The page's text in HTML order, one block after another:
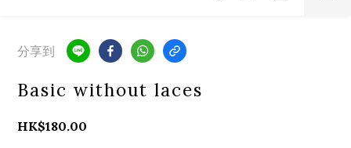
舶大廈1101室, 開放時間🕰️Mon-Fri 3-9pm, Sat-Sun 1-
7pm ,請先查詢休店日📲
並即時享有全單VIP折扣.#請參閱購物流程#
分享到
Basic without laces
HK$180.00